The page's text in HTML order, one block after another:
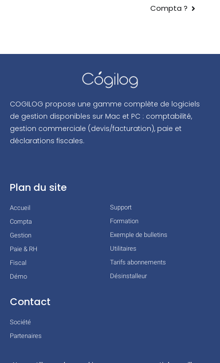
Compta ?
COGILOG propose une gamme complète de logiciels
de gestion disponibles sur Mac et PC : comptabilité,
gestion commerciale (devis/facturation), paie et
déclarations fiscales.
Plan du site
Accueil
Compta
Gestion
Paie & RH
Fiscal
Démo
Support
Formation
Exemple de bulletins
Utilitaires
Tarifs abonnements
Désinstalleur
Contact
Société
Partenaires